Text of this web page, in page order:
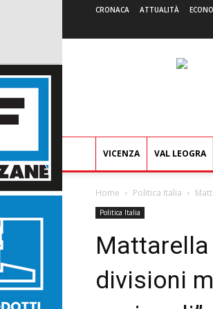
CRONACA ATTUALITÀ
VICENZA VAL LEOGRA
Home Politica Italia
Politica Italia
divisioni